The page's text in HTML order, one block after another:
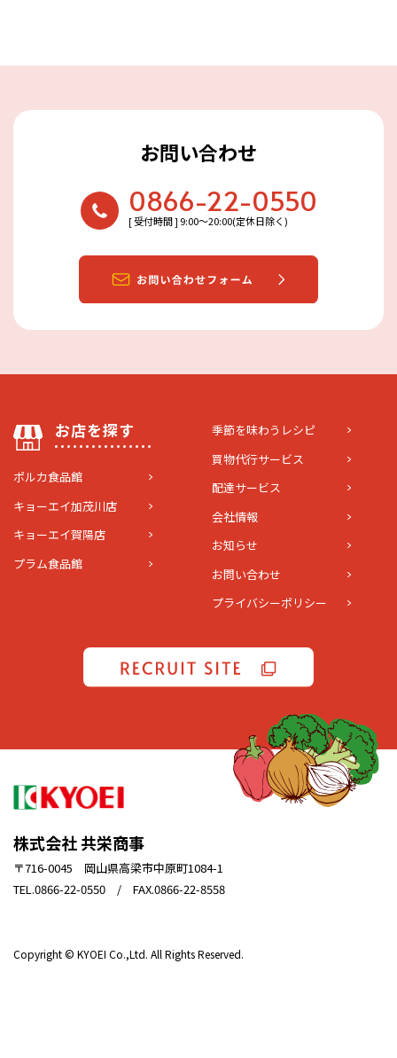
お問い合わせ
0866-22-0550
[ 受付時間 ] 9:00〜20:00(定休日除く)
お店を探す
ポルカ食品館
キョーエイ加茂川店
キョーエイ賀陽店
プラム食品館
季節を味わうレシピ
買物代行サービス
配達サービス
会社情報
お知らせ
お問い合わせ
プライバシーポリシー
株式会社 共栄商事
〒716-0045 岡山県高梁市中原町1084-1
TEL.0866-22-0550 / FAX.0866-22-8558
Copyright © KYOEI Co.,Ltd. All Rights Reserved.